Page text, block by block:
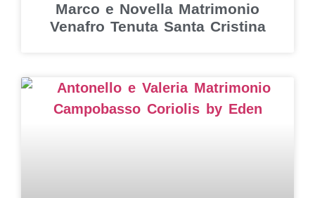
Marco e Novella Matrimonio
Venafro Tenuta Santa Cristina